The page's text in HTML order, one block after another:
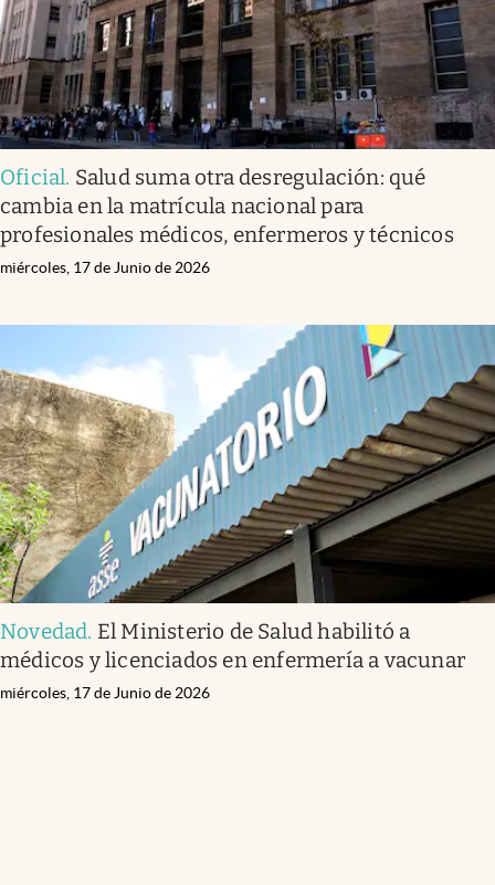
Oficial. Salud suma otra desregulación: qué
cambia en la matrícula nacional para
profesionales médicos, enfermeros y técnicos
miércoles, 17 de Junio de 2026
Novedad. El Ministerio de Salud habilitó a
médicos y licenciados en enfermería a vacunar
miércoles, 17 de Junio de 2026